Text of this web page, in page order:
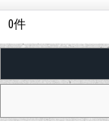
0件